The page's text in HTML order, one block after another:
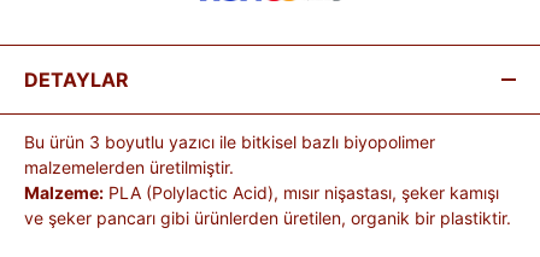
DETAYLAR
Bu ürün 3 boyutlu yazıcı ile bitkisel bazlı biyopolimer
malzemelerden üretilmiştir.
Malzeme: PLA (Polylactic Acid), mısır nişastası, şeker kamışı
ve şeker pancarı gibi ürünlerden üretilen, organik bir plastiktir.